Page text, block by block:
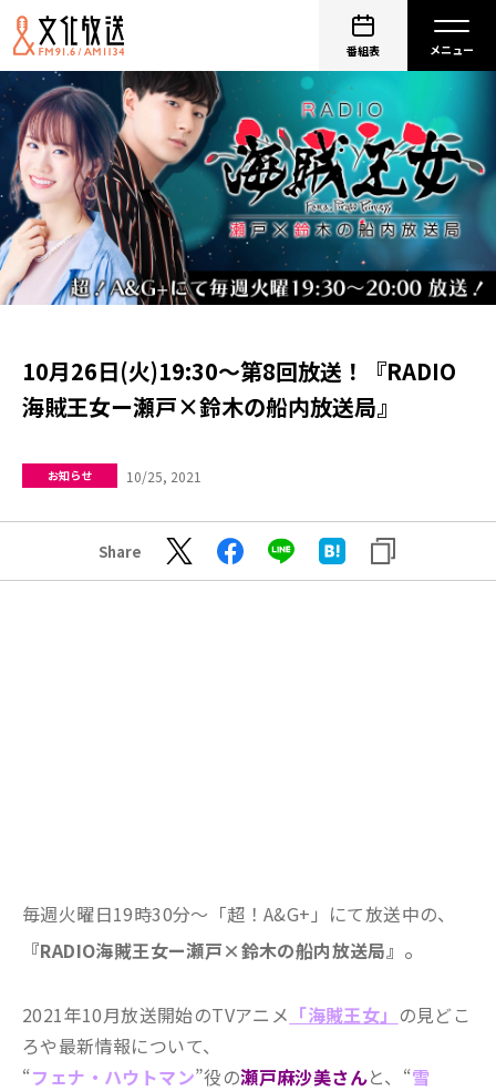
番組表
10月26日(火)19:30～第8回放送！『RADIO
海賊王女ー瀬戸×鈴木の船内放送局』
お知らせ 10/25, 2021
Share
毎週火曜日19時30分～「超！A&G+」にて放送中の、
『RADIO海賊王女ー瀬戸×鈴木の船内放送局』 。
2021年10月放送開始のTVアニメ 「海賊王女」 の見どこ
ろや最新情報について、
“フェナ・ハウトマン”役の瀬戸麻沙美さんと、“雪